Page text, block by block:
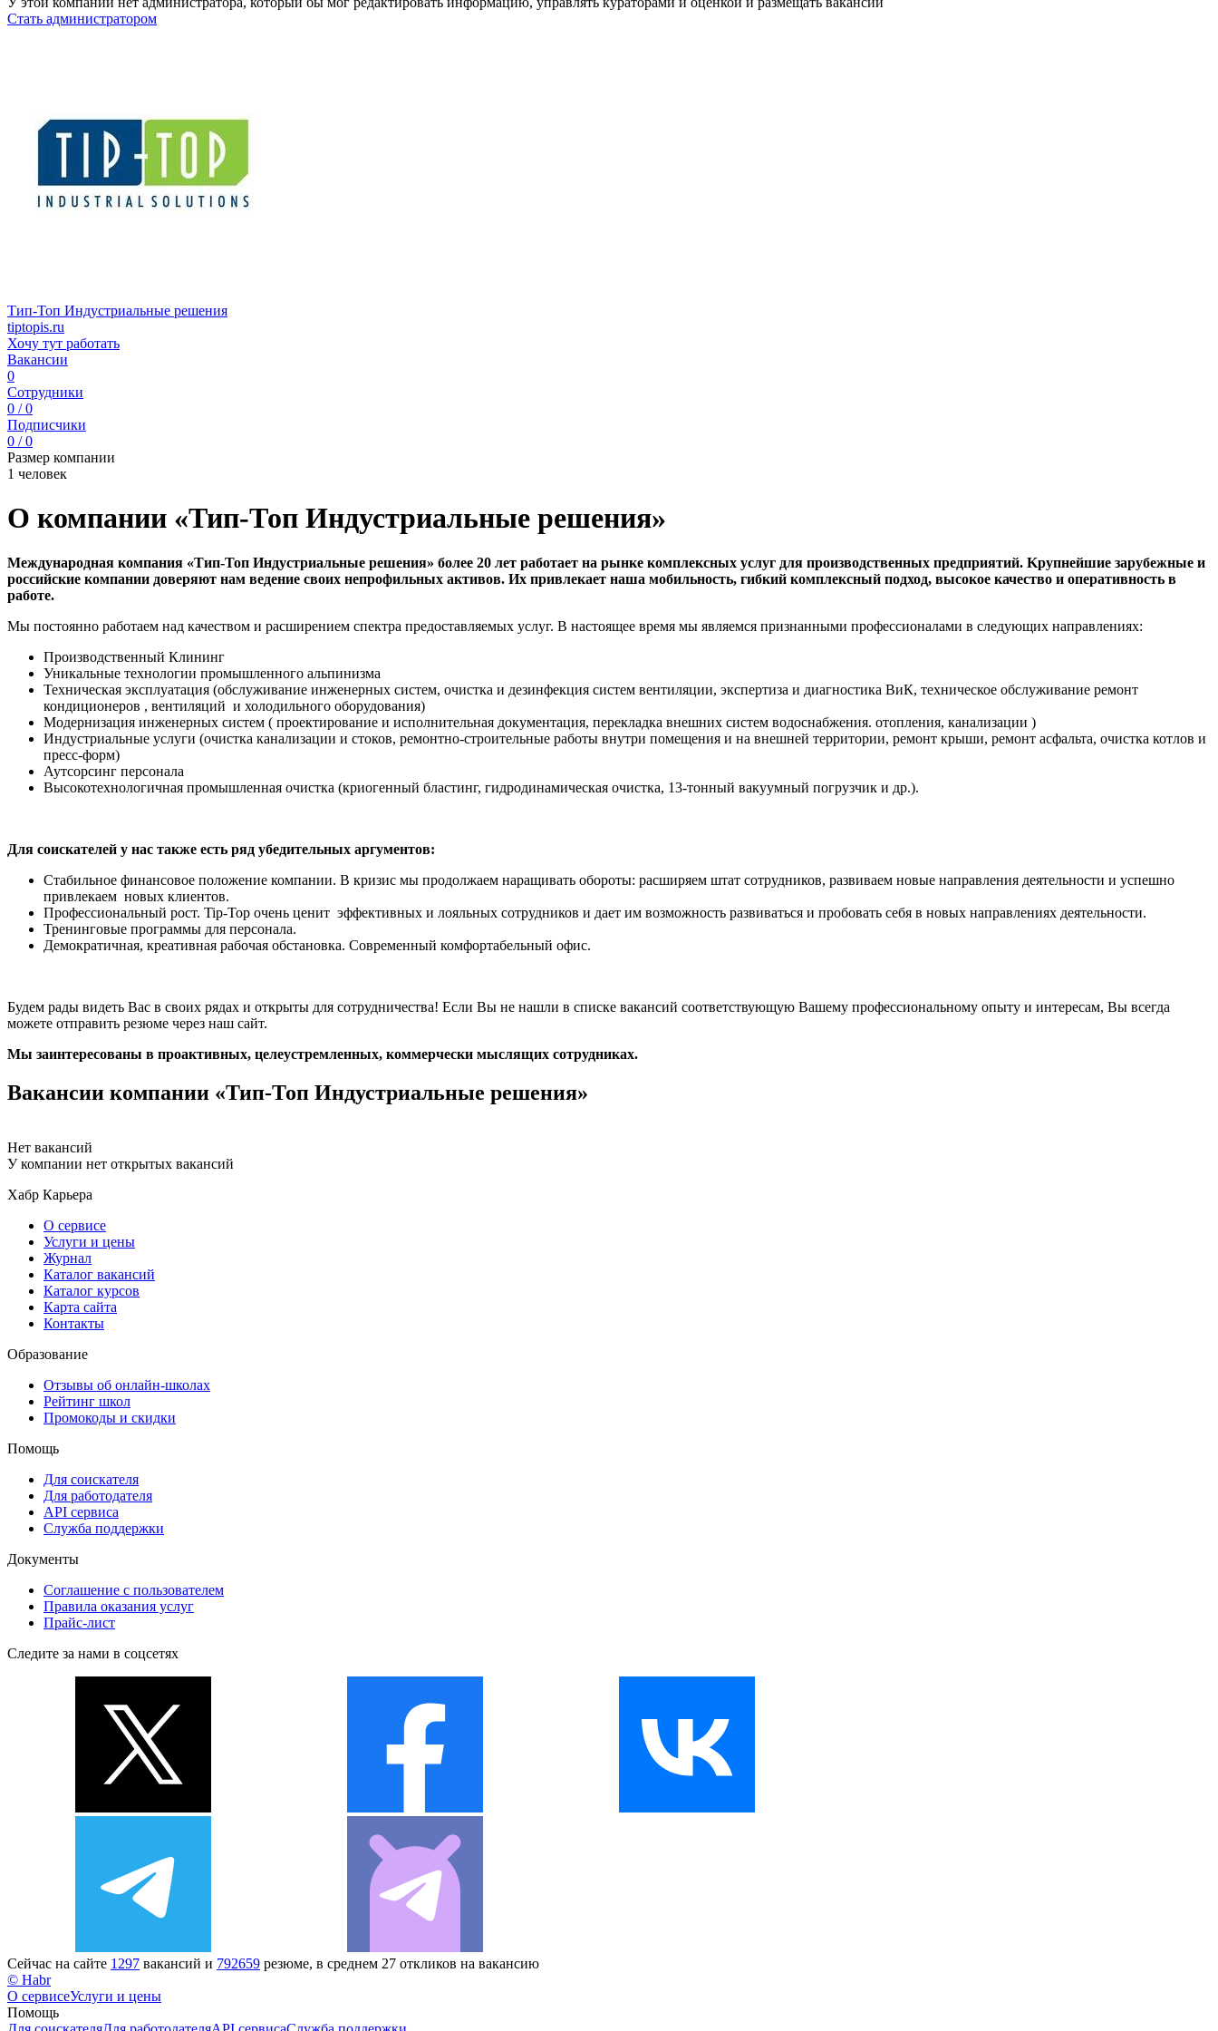
Стать администратором
Тип-Топ Индустриальные решения
tiptopis.ru
Хочу тут работать
Вакансии
0
Сотрудники
0 / 0
Подписчики
0 / 0
Размер компании
1 человек
О компании «Тип-Топ Индустриальные решения»
Международная компания «Тип-Топ Индустриальные решения» более 20 лет работает на рынке комплексных услуг для производственных предприятий. Kрупнейшиe зарубежные и
российские компании доверяют нам ведение своих непрофильных активов. Их привлекает наша мобильность, гибкий комплексный подход, высокое качество и оперативность в
работе.
Мы постоянно работаем над качеством и расширением спектра предоставляемых услуг. В настоящее время мы являемся признанными профессионалами в следующих направлениях:
Производственный Клининг
Уникальные технологии промышленного альпинизма
Техническая эксплуатация (обслуживание инженерных систем, очистка и дезинфекция систем вентиляции, экспертиза и диагностика ВиК, техническое обслуживание ремонт
кондиционеров , вентиляций и холодильного оборудования)
Модернизация инженерных систем ( проектирование и исполнительная документация, перекладка внешних систем водоснабжения. отопления, канализации )
Индустриальные услуги (очистка канализации и стоков, ремонтно-строительные работы внутри помещения и на внешней территории, ремонт крыши, ремонт асфальта, очистка котлов и
пресс-форм)
Аутсорсинг персонала
Высокотехнологичная промышленная очистка (криогенный бластинг, гидродинамическая очистка, 13-тонный вакуумный погрузчик и др.).
Для соискателей у нас также есть ряд убедительных аргументов:
Стабильное финансовое положение компании. В кризис мы продолжаем наращивать обороты: расширяем штат сотрудников, развиваем новые направления деятельности и успешно
привлекаем новых клиентов.
Профессиональный рост. Tip-Top очень ценит эффективных и лояльных сотрудников и дает им возможность развиваться и пробовать себя в новых направлениях деятельности.
Тренинговые программы для персонала.
Демократичная, креативная рабочая обстановка. Современный комфортабельный офис.
Будем рады видеть Вас в своих рядах и открыты для сотрудничества! Если Вы не нашли в списке вакансий соответствующую Вашему профессиональному опыту и интересам, Вы всегда
можете отправить резюме через наш сайт.
Мы заинтересованы в проактивных, целеустремленных, коммерчески мыслящих сотрудниках.
Вакансии компании «Тип-Топ Индустриальные решения»
Нет вакансий
У компании нет открытых вакансий
Хабр Карьера
О сервисе
Услуги и цены
Журнал
Каталог вакансий
Каталог курсов
Карта сайта
Контакты
Образование
Отзывы об онлайн-школах
Рейтинг школ
Промокоды и скидки
Помощь
Для соискателя
Для работодателя
API сервиса
Служба поддержки
Документы
Соглашение с пользователем
Правила оказания услуг
Прайс-лист
Следите за нами в соцсетях
Сейчас на сайте 1297 вакансий и 792659 резюме, в среднем 27 откликов на вакансию
© Habr
О сервисеУслуги и цены
Помощь